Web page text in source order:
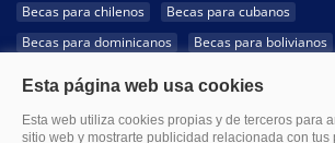
Becas para chilenos
Becas para cubanos
Becas para dominicanos
Becas para bolivianos
Becas para hondureños
Becas para paraguayos